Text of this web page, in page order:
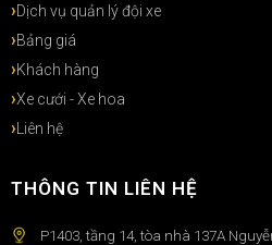
Dịch vụ quản lý đội xe
Bảng giá
Khách hàng
Xe cưới - Xe hoa
Liên hệ
THÔNG TIN LIÊN HỆ
P1403, tầng 14, tòa nhà 137A